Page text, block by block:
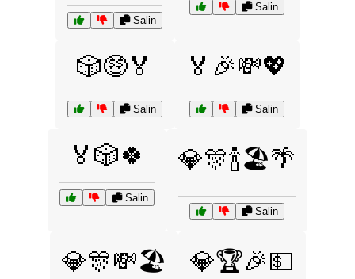
Salin
Salin
🎲🤑🏅
Salin
🏅🎉💸💖
Salin
🏅🎲🍀
Salin
💎🎊🍾🏖️🌴
Salin
💎🎊💸🏖️ 💎🏆🎉💵